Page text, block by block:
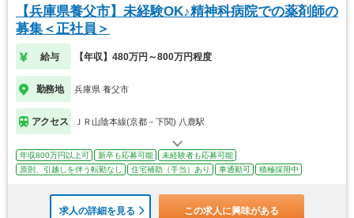
【兵庫県養父市】未経験OK♪精神科病院での薬剤師の
募集＜正社員＞
給与 【年収】480万円～800万円程度
勤務地 兵庫県 養父市
アクセス ＪＲ山陰本線(京都－下関) 八鹿駅
年収800万円以上可 新卒も応募可能
未経験者も応募可能
原則、引越しを伴う転勤なし
住宅補助（手当）あり 車通勤可 積極採用中
求人の詳細を見る この求人に興味がある